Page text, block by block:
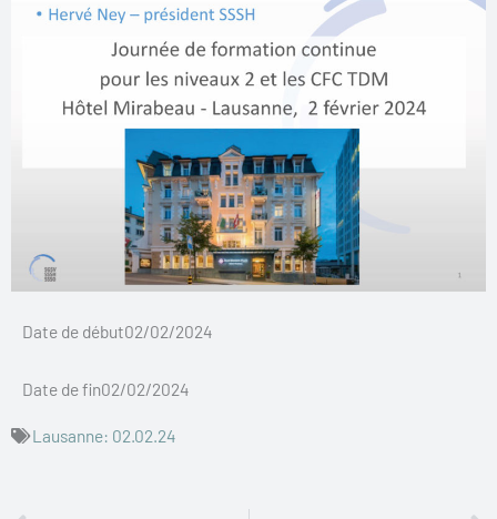
Date de début02/02/2024
Date de fin02/02/2024
Lausanne: 02.02.24